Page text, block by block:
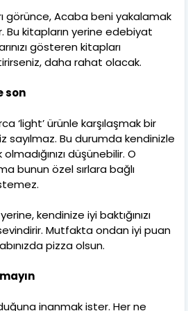
görünce, Acaba beni yakalamak
Bu kitapların yerine edebiyat
gösteren kitapları
daha rahat olacak.
son
‘light’ ürünle karşılaşmak bir
sayılmaz. Bu durumda kendinizle
düşünebilir. O
bunun özel sırlara bağlı
kendinize iyi baktığınızı
Mutfakta ondan iyi puan
pizza olsun.
inanmak ister. Her ne